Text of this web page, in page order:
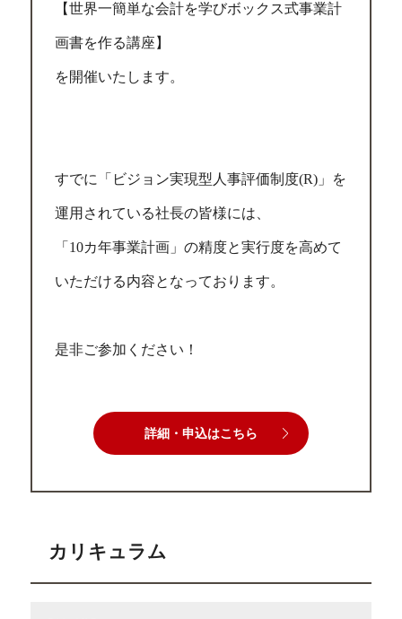
【世界一簡単な会計を学びボックス式事業計
画書を作る講座】
を開催いたします。
すでに「ビジョン実現型人事評価制度(R)」を
運用されている社長の皆様には、
「10カ年事業計画」の精度と実行度を高めて
いただける内容となっております。
是非ご参加ください！
詳細・申込はこちら
カリキュラム